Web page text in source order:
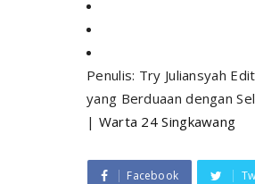
Penulis: Try Juliansyah
yang Berduaan dengan
| Warta 24 Singkawang
Facebook